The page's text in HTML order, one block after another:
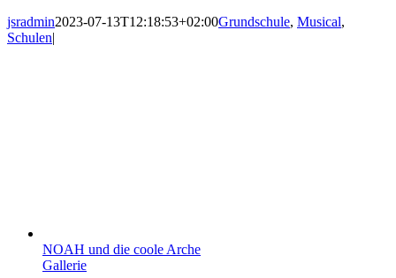
jsradmin2023-07-13T12:18:53+02:00Grundschule, Musical,
Schulen|
NOAH und die coole Arche
Gallerie